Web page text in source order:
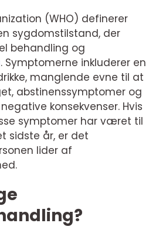
(WHO) definerer
sygdomstilstand, der
behandling og
. Symptomerne inkluderer en
manglende evne til at
abstinenssymptomer og
konsekvenser. Hvis
symptomer har været til
sidste år, er det
lider af